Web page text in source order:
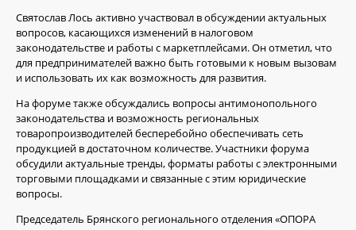
Святослав Лось активно участвовал в обсуждении актуальных
вопросов, касающихся изменений в налоговом
законодательстве и работы с маркетплейсами. Он отметил, что
для предпринимателей важно быть готовыми к новым вызовам
и использовать их как возможность для развития.
На форуме также обсуждались вопросы антимонопольного
законодательства и возможность региональных
товаропроизводителей бесперебойно обеспечивать сеть
продукцией в достаточном количестве. Участники форума
обсудили актуальные тренды, форматы работы с электронными
торговыми площадками и связанные с этим юридические
вопросы.
Председатель Брянского регионального отделения «ОПОРА